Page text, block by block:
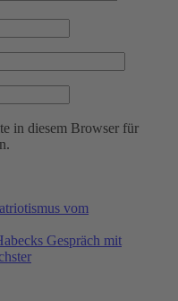
in diesem Browser für
vom
Gespräch mit